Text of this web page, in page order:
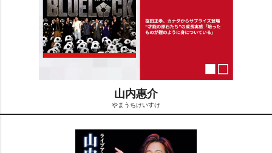
M
山内惠介
まうちけいすけ